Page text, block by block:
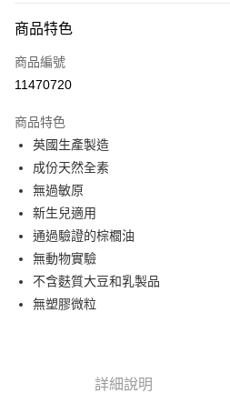
3 期 0 利率 每期
合作金庫商業銀行
上海商業儲蓄銀行
臺灣中小企業銀行
匯豐（台灣）商業銀行
聯邦商業銀行
元大商業銀行
玉山商業銀行
台灣樂天信用卡公司
超商取貨付款
LINE Pay
Apple Pay
悠遊付
Google Pay
ATM付款
運送方式
全家取貨付款
每筆NT$85，滿NT$999(含以上)免運費
商品特色
商品編號
11470720
商品特色
英國生產製造
成份天然全素
無過敏原
新生兒適用
通過驗證的棕櫚油
無動物實驗
不含麩質大豆和乳製品
無塑膠微粒
詳細說明